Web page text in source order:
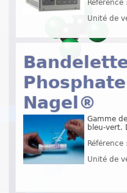
Unité de
Nagel®
Gamme
bleu-vert.
Unité de